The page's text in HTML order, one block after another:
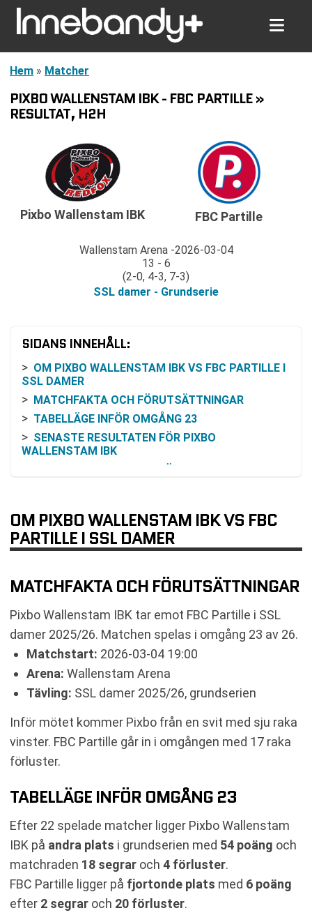
Hem » Matcher
PIXBO WALLENSTAM IBK - FBC PARTILLE »
RESULTAT, H2H
Pixbo Wallenstam IBK
Wallenstam Arena 2026-03-04
13 - 6
(2-0, 4-3, 7-3)
SSL damer - Grundserie
FBC Partille
SIDANS INNEHÅLL:
OM PIXBO WALLENSTAM IBK VS FBC PARTILLE I
SSL DAMER
MATCHFAKTA OCH FÖRUTSÄTTNINGAR
TABELLÄGE INFÖR OMGÅNG 23
SENASTE RESULTATEN FÖR PIXBO
WALLENSTAM IBK
SÅ KAN DU FÖLJA MATCHEN
KOMMANDE MATCHER EFTER OMGÅNG 23
VS FBC PARTILLE
TABELL
RELATERADE NYHETER
OM PIXBO WALLENSTAM IBK VS FBC
PARTILLE I SSL DAMER
MATCHFAKTA OCH FÖRUTSÄTTNINGAR
Pixbo Wallenstam IBK tar emot FBC Partille i SSL
damer 2025/26. Matchen spelas i omgång 23 av 26.
Matchstart: 2026-03-04 19:00
Arena: Wallenstam Arena
Tävling: SSL damer 2025/26, grundserien
Inför mötet kommer Pixbo från en svit med sju raka
vinster. FBC Partille går in i omgången med 17 raka
förluster.
TABELLÄGE INFÖR OMGÅNG 23
Efter 22 spelade matcher ligger Pixbo Wallenstam
IBK på andra plats i grundserien med 54 poäng och
matchraden 18 segrar och 4 förluster.
FBC Partille ligger på fjortonde plats med 6 poäng
efter 2 segrar och 20 förluster.